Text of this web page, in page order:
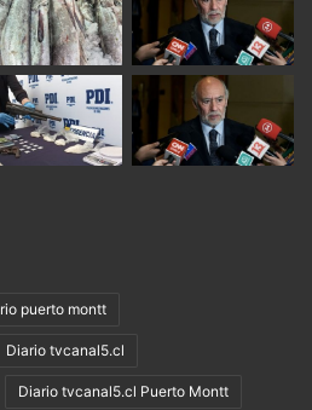
puerto montt
Diario tvcanal5.cl
Diario tvcanal5.cl Puerto Montt